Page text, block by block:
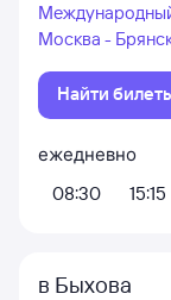
Москва -
Найти
ежедневно
08:30
15:15
в Быхова